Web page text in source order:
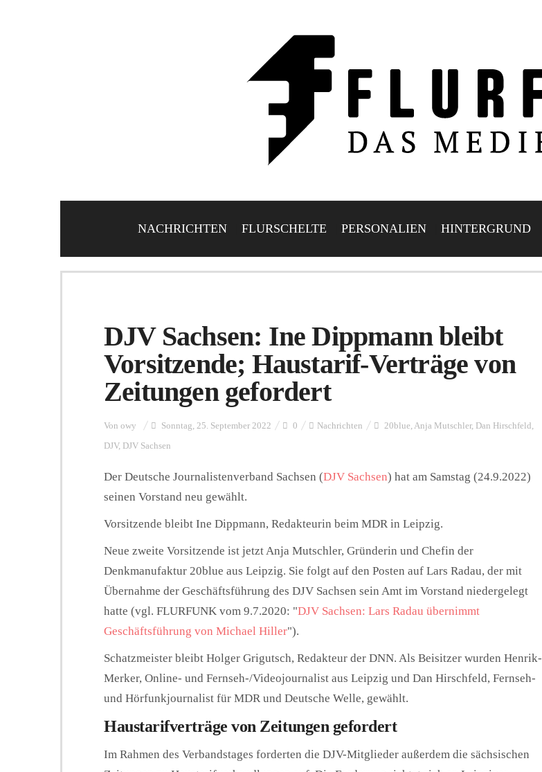
NACHRICHTEN FLURSCHELTE PERSONALIEN HINTERGRUND
DJV Sachsen: Ine Dippmann bleibt
Vorsitzende; Haustarif-Verträge von
Zeitungen gefordert
Von owy Sonntag, 25. September 2022 0 Nachrichten 20blue, Anja Mutschler, Dan Hirschfeld ,
DJV, DJV Sachsen
Der Deutsche Journalistenverband Sachsen (DJV Sachsen) hat am Samstag (24.9.2022)
seinen Vorstand neu gewählt.
Vorsitzende bleibt Ine Dippmann, Redakteurin beim MDR in Leipzig.
Neue zweite Vorsitzende ist jetzt Anja Mutschler, Gründerin und Chefin der
Denkmanufaktur 20blue aus Leipzig. Sie folgt auf den Posten auf Lars Radau, der mit
Übernahme der Geschäftsführung des DJV Sachsen sein Amt im Vorstand niedergelegt
hatte (vgl. FLURFUNK vom 9.7.2020: "DJV Sachsen: Lars Radau übernimmt
Geschäftsführung von Michael Hiller").
Schatzmeister bleibt Holger Grigutsch, Redakteur der DNN. Als Beisitzer wurden Henrik-
Merker, Online- und Fernseh-/Videojournalist aus Leipzig und Dan Hirschfeld, Fernseh-
und Hörfunkjournalist für MDR und Deutsche Welle, gewählt.
Haustarifverträge von Zeitungen gefordert
Im Rahmen des Verbandstages forderten die DJV-Mitglieder außerdem die sächsischen